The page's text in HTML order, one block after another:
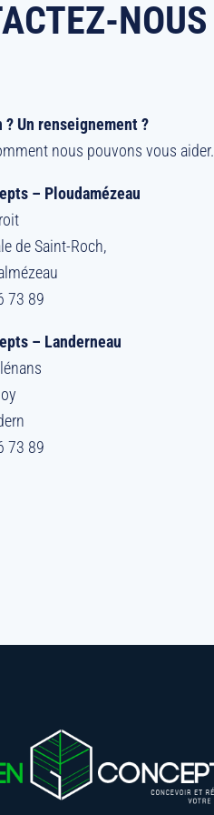
NOUS
? Un renseignement ?
nous pouvons vous aider.
– Ploudamézeau
de Saint-Roch,
73 89
– Landerneau
73 89